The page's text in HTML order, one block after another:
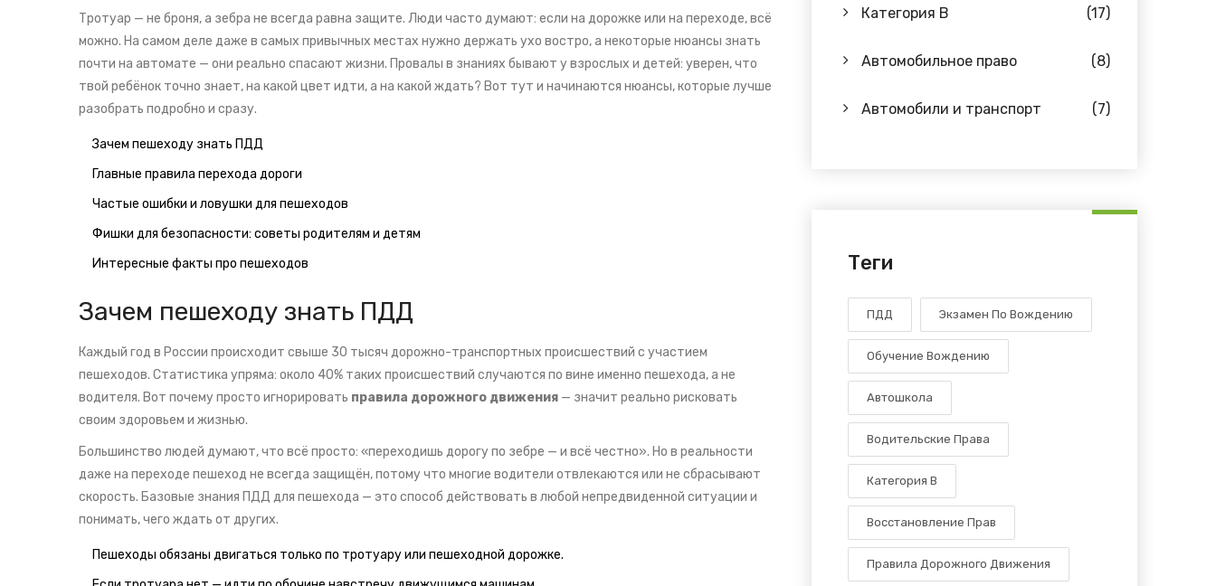
Тротуар — не броня, а зебра не всегда равна защите. Люди часто думают: если на дорожке или на переходе, всё
можно. На самом деле даже в самых привычных местах нужно держать ухо востро, а некоторые нюансы знать
почти на автомате — они реально спасают жизни. Провалы в знаниях бывают у взрослых и детей: уверен, что
твой ребёнок точно знает, на какой цвет идти, а на какой ждать? Вот тут и начинаются нюансы, которые лучше
разобрать подробно и сразу.
Зачем пешеходу знать ПДД
Главные правила перехода дороги
Частые ошибки и ловушки для пешеходов
Фишки для безопасности: советы родителям и детям
Интересные факты про пешеходов
Зачем пешеходу знать ПДД
Каждый год в России происходит свыше 30 тысяч дорожно-транспортных происшествий с участием
пешеходов. Статистика упряма: около 40% таких происшествий случаются по вине именно пешехода, а не
водителя. Вот почему просто игнорировать правила дорожного движения — значит реально рисковать
своим здоровьем и жизнью.
Большинство людей думают, что всё просто: «переходишь дорогу по зебре — и всё честно». Но в реальности
даже на переходе пешеход не всегда защищён, потому что многие водители отвлекаются или не сбрасывают
скорость. Базовые знания ПДД для пешехода — это способ действовать в любой непредвиденной ситуации и
понимать, чего ждать от других.
Пешеходы обязаны двигаться только по тротуару или пешеходной дорожке.
Категория B (17)
Автомобильное право (8)
Автомобили и транспорт (7)
Теги
ПДД Экзамен По Вождению
Обучение Вождению
Автошкола
Водительские Права
Категория В
Восстановление Прав
Правила Дорожного Движения